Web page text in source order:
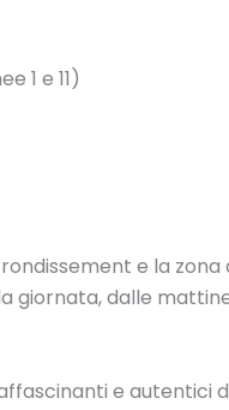
1 e 11)
e la zona
giornata, dalle
e autentici